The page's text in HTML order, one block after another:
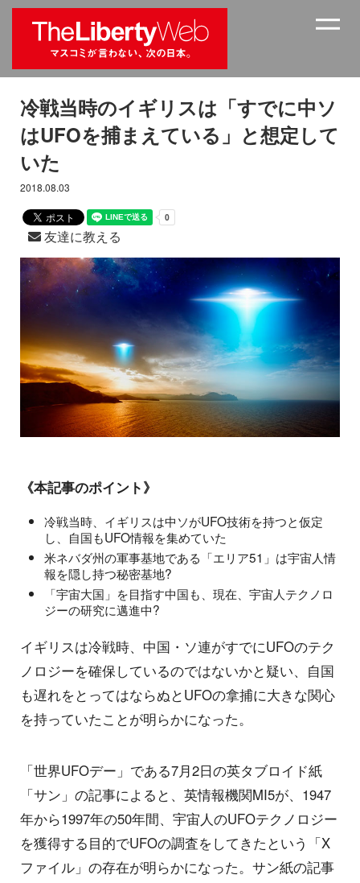
冷戦当時のイギリスは「すでに中ソ
はUFOを捕まえている」と想定して
いた
2018.08.03
友達に教える
《本記事のポイント》
冷戦当時、イギリスは中ソがUFO技術を持つと仮定
し、自国もUFO情報を集めていた
米ネバダ州の軍事基地である「エリア51」は宇宙人情
報を隠し持つ秘密基地?
「宇宙大国」を目指す中国も、現在、宇宙人テクノロ
ジーの研究に邁進中?
イギリスは冷戦時、中国・ソ連がすでにUFOのテク
ノロジーを確保しているのではないかと疑い、自国
も遅れをとってはならぬとUFOの拿捕に大きな関心
を持っていたことが明らかになった。
「世界UFOデー」である7月2日の英タブロイド紙
「サン」の記事によると、英情報機関MI5が、1947
年から1997年の50年間、宇宙人のUFOテクノロジー
を獲得する目的でUFOの調査をしてきたという「X
ファイル」の存在が明らかになった。サン紙の記事